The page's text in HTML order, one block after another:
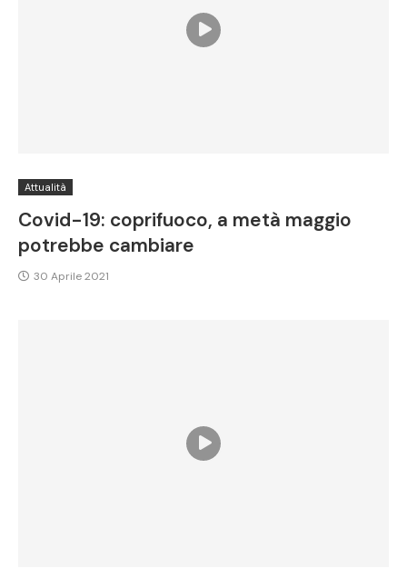
Attualità
Covid-19: coprifuoco, a metà maggio
potrebbe cambiare
30 Aprile 2021